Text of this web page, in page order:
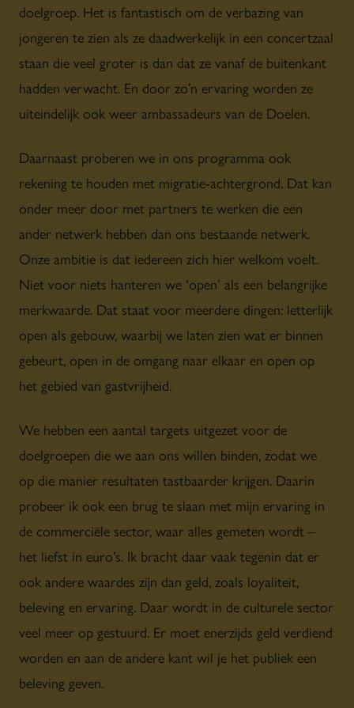
doelgroep. Het is fantastisch om de verbazing van
jongeren te zien als ze daadwerkelijk in een concertzaal
staan die veel groter is dan dat ze vanaf de buitenkant
hadden verwacht. En door zo’n ervaring worden ze
uiteindelijk ook weer ambassadeurs van de Doelen.
Daarnaast proberen we in ons programma ook
rekening te houden met migratie-achtergrond. Dat kan
onder meer door met partners te werken die een
ander netwerk hebben dan ons bestaande netwerk.
Onze ambitie is dat iedereen zich hier welkom voelt.
Niet voor niets hanteren we ‘open’ als een belangrijke
merkwaarde. Dat staat voor meerdere dingen: letterlijk
open als gebouw, waarbij we laten zien wat er binnen
gebeurt, open in de omgang naar elkaar en open op
het gebied van gastvrijheid.
We hebben een aantal targets uitgezet voor de
doelgroepen die we aan ons willen binden, zodat we
op die manier resultaten tastbaarder krijgen. Daarin
probeer ik ook een brug te slaan met mijn ervaring in
de commerciële sector, waar alles gemeten wordt –
het liefst in euro’s. Ik bracht daar vaak tegenin dat er
ook andere waardes zijn dan geld, zoals loyaliteit,
beleving en ervaring. Daar wordt in de culturele sector
veel meer op gestuurd. Er moet enerzijds geld verdiend
worden en aan de andere kant wil je het publiek een
beleving geven.